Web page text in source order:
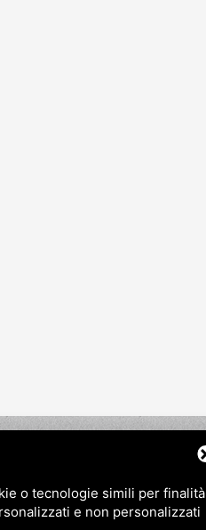
o tecnologie simili per finalità
e non personalizzati